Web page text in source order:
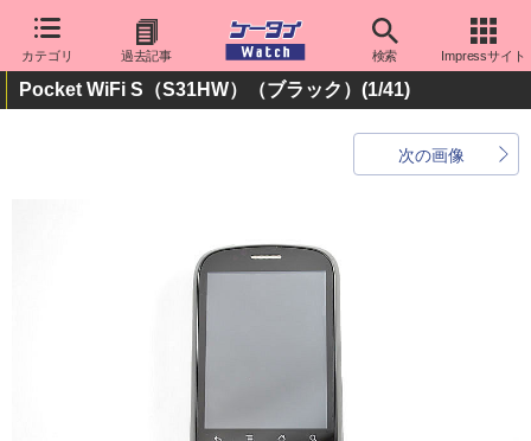
カテゴリ 過去記事 検索 Impressサイト
Pocket WiFi S（S31HW）（ブラック） (1/41)
次の画像